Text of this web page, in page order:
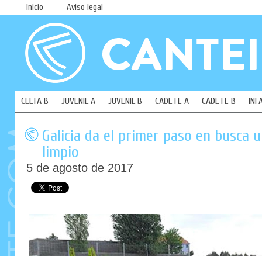
Inicio Aviso legal
CELTA B JUVENIL A JUVENIL B CADETE A CADETE B
Galicia da el primer paso en busca
limpio
5 de agosto de 2017